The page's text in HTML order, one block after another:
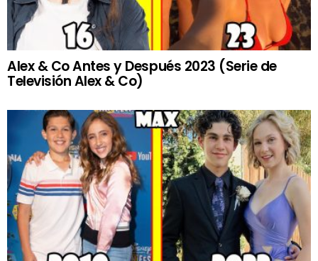
Alex & Co Antes y Después 2023 (Serie de
Televisión Alex & Co)